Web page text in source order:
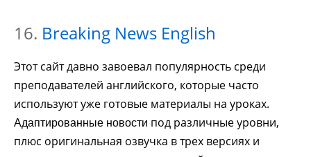
16. Breaking News English
Этот сайт давно завоевал популярность среди
преподавателей английского, которые часто
используют уже готовые материалы на уроках.
Адаптированные новости под различные уровни,
плюс оригинальная озвучка в трех версиях и